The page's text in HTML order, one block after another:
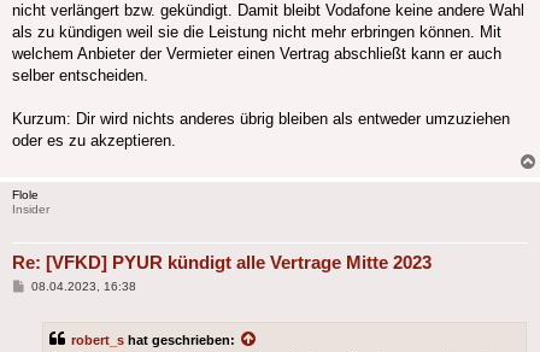
nicht verlängert bzw. gekündigt. Damit bleibt Vodafone keine andere Wahl
als zu kündigen weil sie die Leistung nicht mehr erbringen können. Mit
welchem Anbieter der Vermieter einen Vertrag abschließt kann er auch
selber entscheiden.
Kurzum: Dir wird nichts anderes übrig bleiben als entweder umzuziehen
oder es zu akzeptieren.
Flole
Insider
Re: [VFKD] PYUR kündigt alle Vertrage Mitte 2023
Beitrag
08.04.2023, 16:38
robert_s hat geschrieben: